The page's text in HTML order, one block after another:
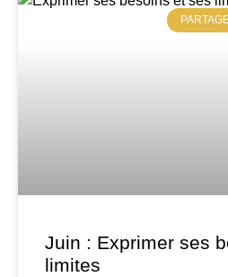
Juin : Exprimer ses
limites